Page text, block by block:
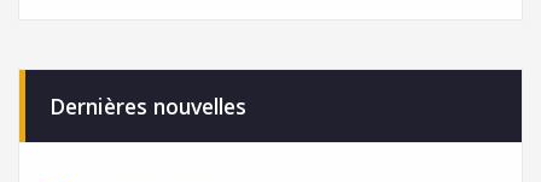
Dernières nouvelles